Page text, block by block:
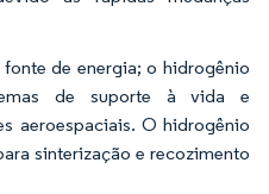
de energia; o hidrogênio
de suporte à vida e
aeroespaciais. O hidrogênio
sinterização e recozimento